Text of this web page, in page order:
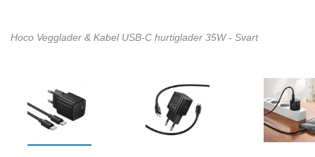
Hoco Vegglader & Kabel USB-C hurtiglader 35W - Svart